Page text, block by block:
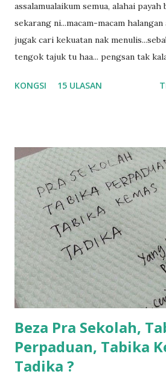
assalamualaikum semua, alahai
sekarang ni...macam-macam
jugak cari kekuatan nak
tengok tajuk tu haa... pengsan tak
tau? yang sebut tu anak
balik keja aku ajak la shah singgah
sikit...dalam perjalanan dari dalam
kami memang akan pimpin anak-
dalam... dan kebiasanya bagi anak 4
bahagi lah siapa nak pimpin siapa...
dukung adik hadi sambil pimpin
ngah dengan abg long terserah pada
kalau ikut anak-anak semua nak
ba...
KONGSI 15 ULASAN
Beza Pra Sekolah,
Perpaduan, Tabika
Tadika ?